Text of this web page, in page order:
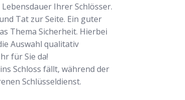
Ihrer Schlösser.
Tat zur Seite. Ein guter
Thema Sicherheit. Hierbei
Auswahl qualitativ
für Sie da!
Schloss fällt, während der
Schlüsseldienst.